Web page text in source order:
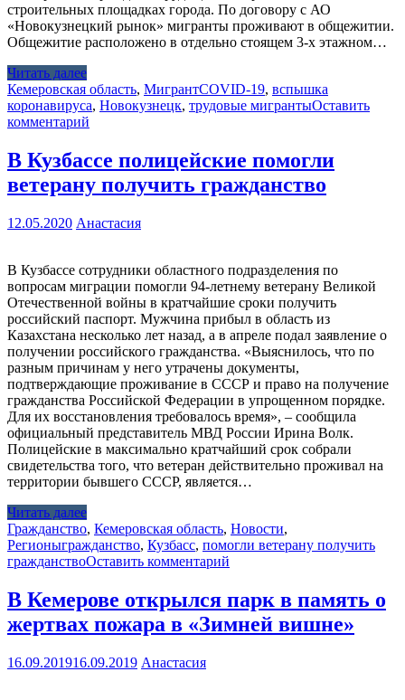
строительных площадках города. По договору с АО
«Новокузнецкий рынок» мигранты проживают в общежитии.
Общежитие расположено в отдельно стоящем 3-х этажном…
Читать далее
Кемеровская область, МигрантCOVID-19, вспышка
коронавируса, Новокузнецк, трудовые мигрантыОставить
комментарий
В Кузбассе полицейские помогли
ветерану получить гражданство
12.05.2020 Анастасия
В Кузбассе сотрудники областного подразделения по
вопросам миграции помогли 94-летнему ветерану Великой
Отечественной войны в кратчайшие сроки получить
российский паспорт. Мужчина прибыл в область из
Казахстана несколько лет назад, а в апреле подал заявление о
получении российского гражданства. «Выяснилось, что по
разным причинам у него утрачены документы,
подтверждающие проживание в СССР и право на получение
гражданства Российской Федерации в упрощенном порядке.
Для их восстановления требовалось время», – сообщила
официальный представитель МВД России Ирина Волк.
Полицейские в максимально кратчайший срок собрали
свидетельства того, что ветеран действительно проживал на
территории бывшего СССР, является…
Читать далее
Гражданство, Кемеровская область, Новости,
Регионыгражданство, Кузбасс, помогли ветерану получить
гражданствоОставить комментарий
В Кемерове открылся парк в память о
жертвах пожара в «Зимней вишне»
16.09.201916.09.2019 Анастасия